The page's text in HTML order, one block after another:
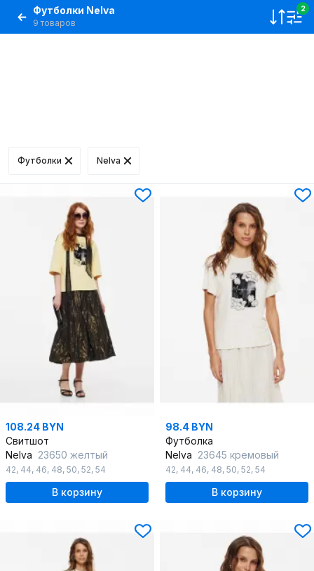
Футболки Nelva
9 товаров
2
Футболки Nelva
108.24 BYN
Свитшот
Nelva 23650 желтый
42, 44, 46, 48, 50, 52, 54
В корзину
98.4 BYN
Футболка
Nelva 23645 кремовый
42, 44, 46, 48, 50, 52, 54
В корзину